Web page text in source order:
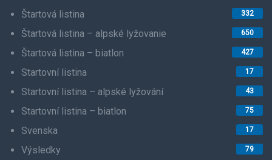
Štartová listina 332
Štartová listina – alpské lyžovanie 650
Štartová listina – biatlon 427
Startovní listina 17
Startovní listina – alpské lyžování 43
Startovní listina – biatlon 75
Svenska 17
Výsledky 79